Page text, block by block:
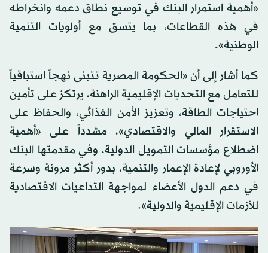
«أهمية استمرار البنك في توسيع نطاق دعمه وانخراطه
في هذه القطاعات، بما يتسق مع أولويات التنمية
الوطنية».
كما أشار إلى أن «الحكومة المصرية تتبنى نهجاً استباقياً
للتعامل مع التحديات الإقليمية الراهنة، يرتكز على تأمين
احتياجات الطاقة، وتعزيز الأمن الغذائي، والحفاظ على
الاستقرار المالي والاقتصادي»، مشدداً على «أهمية
اضطلاع مؤسسات التمويل الدولية، وفي مقدمتها البنك
الأوروبي لإعادة الإعمار والتنمية، بدور أكثر مرونة وسرعة
في دعم الدول الأعضاء لمواجهة التداعيات الاقتصادية
للأزمات الإقليمية والدولية».